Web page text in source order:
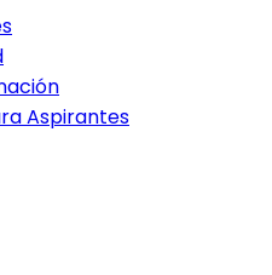
Aspirantes